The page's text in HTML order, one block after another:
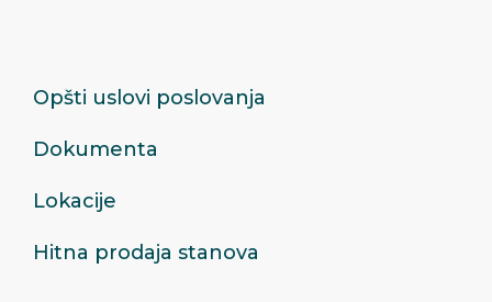
Opšti uslovi poslovanja
Dokumenta
Lokacije
Hitna prodaja stanova